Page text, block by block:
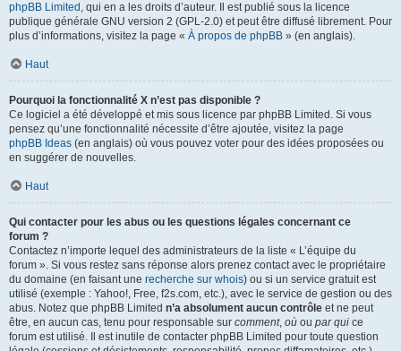
phpBB Limited , qui en a les droits d’auteur. Il est publié sous la licence
publique générale GNU version 2 (GPL-2.0) et peut être diffusé librement. Pour
plus d’informations, visitez la page « À propos de phpBB » (en anglais).
Haut
Pourquoi la fonctionnalité X n’est pas disponible ?
Ce logiciel a été développé et mis sous licence par phpBB Limited. Si vous
pensez qu’une fonctionnalité nécessite d’être ajoutée, visitez la page
phpBB Ideas (en anglais) où vous pouvez voter pour des idées proposées ou
en suggérer de nouvelles.
Haut
Qui contacter pour les abus ou les questions légales concernant ce
forum ?
Contactez n’importe lequel des administrateurs de la liste « L’équipe du
forum ». Si vous restez sans réponse alors prenez contact avec le propriétaire
du domaine (en faisant une recherche sur whois) ou si un service gratuit est
utilisé (exemple : Yahoo!, Free, f2s.com, etc.), avec le service de gestion ou des
abus. Notez que phpBB Limited n’a absolument aucun contrôle et ne peut
être, en aucun cas, tenu pour responsable sur comment, où ou par qui ce
forum est utilisé. Il est inutile de contacter phpBB Limited pour toute question